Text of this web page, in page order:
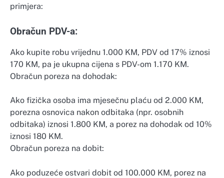
primjera:
Obračun PDV-a:
Ako kupite robu vrijednu 1.000 KM, PDV od 17% iznosi
170 KM, pa je ukupna cijena s PDV-om 1.170 KM.
Obračun poreza na dohodak:
Ako fizička osoba ima mjesečnu plaću od 2.000 KM,
porezna osnovica nakon odbitaka (npr. osobnih
odbitaka) iznosi 1.800 KM, a porez na dohodak od 10%
iznosi 180 KM.
Obračun poreza na dobit:
Ako poduzeće ostvari dobit od 100.000 KM, porez na